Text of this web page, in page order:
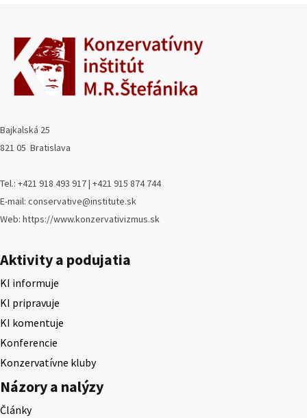
Bajkalská 25
821 05 Bratislava
Tel.: +421 918 493 917 | +421 915 874 744
E-mail: conservative@institute.sk
Web: https://www.konzervativizmus.sk
Aktivity a podujatia
KI informuje
KI pripravuje
KI komentuje
Konferencie
Konzervatívne kluby
Názory a nalýzy
Články